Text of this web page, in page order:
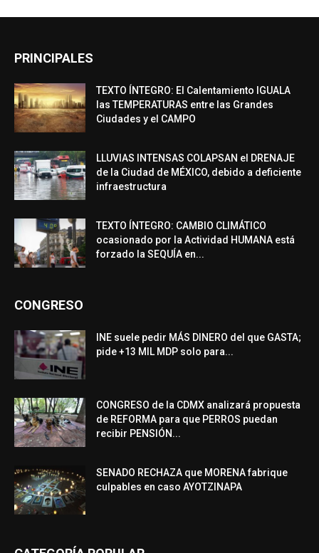
PRINCIPALES
TEXTO ÍNTEGRO: El Calentamiento IGUALA
las TEMPERATURAS entre las Grandes
Ciudades y el CAMPO
LLUVIAS INTENSAS COLAPSAN el DRENAJE
de la Ciudad de MÉXICO, debido a deficiente
infraestructura
TEXTO ÍNTEGRO: CAMBIO CLIMÁTICO
ocasionado por la Actividad HUMANA está
forzado la SEQUÍA en...
CONGRESO
INE suele pedir MÁS DINERO del que GASTA;
pide +13 MIL MDP solo para...
CONGRESO de la CDMX analizará propuesta
de REFORMA para que PERROS puedan
recibir PENSIÓN...
SENADO RECHAZA que MORENA fabrique
culpables en caso AYOTZINAPA